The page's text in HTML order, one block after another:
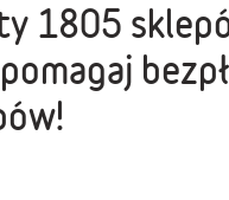
1805